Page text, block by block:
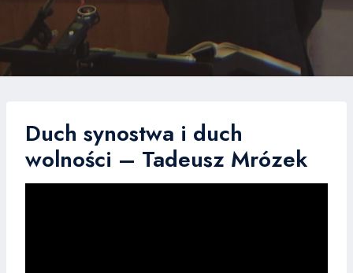
Duch synostwa i duch
wolności – Tadeusz Mrózek